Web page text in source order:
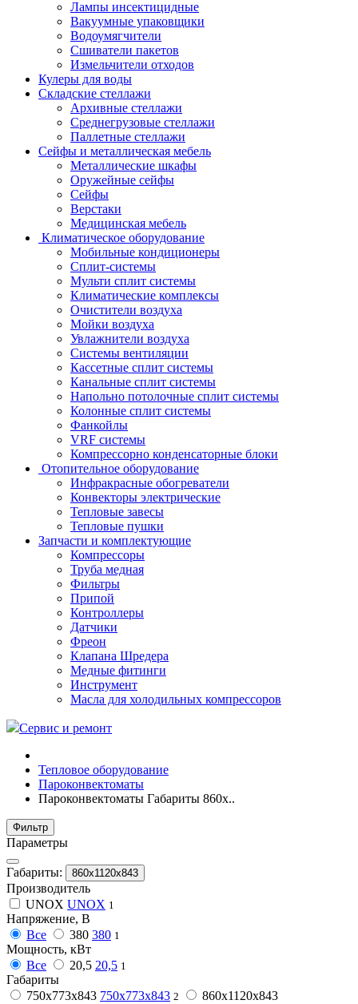
Лампы инсектицидные
Вакуумные упаковщики
Водоумягчители
Сшиватели пакетов
Измельчители отходов
Кулеры для воды
Складские стеллажи
Архивные стеллажи
Среднегрузовые стеллажи
Паллетные стеллажи
Сейфы и металлическая мебель
Металлические шкафы
Оружейные сейфы
Сейфы
Верстаки
Медицинская мебель
Климатическое оборудование
Мобильные кондиционеры
Сплит-системы
Мульти сплит системы
Климатические комплексы
Очистители воздуха
Мойки воздуха
Увлажнители воздуха
Системы вентиляции
Кассетные сплит системы
Канальные сплит системы
Напольно потолочные сплит системы
Колонные сплит системы
Фанкойлы
VRF системы
Компрессорно конденсаторные блоки
Отопительное оборудование
Инфракрасные обогреватели
Конвекторы электрические
Тепловые завесы
Тепловые пушки
Запчасти и комплектующие
Компрессоры
Труба медная
Фильтры
Припой
Контроллеры
Датчики
Фреон
Клапана Шредера
Медные фитинги
Инструмент
Масла для холодильных компрессоров
Сервис и ремонт
Тепловое оборудование
Пароконвектоматы
Пароконвектоматы Габариты 860х..
Фильтр
Параметры
Габариты: 860х1120х843
Производитель
UNOX UNOX 1
Напряжение, В
Все
380 380 1
Мощность, кВт
Все
20,5 20,5 1
Габариты
750х773х843 750х773х843 2
860x1120x843